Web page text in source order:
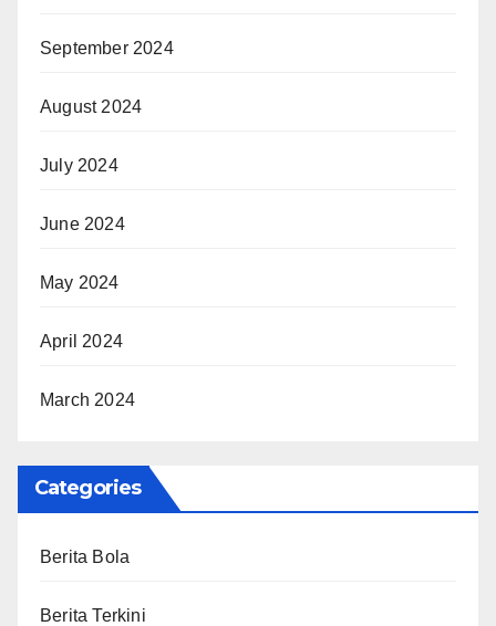
September 2024
August 2024
July 2024
June 2024
May 2024
April 2024
March 2024
Categories
Berita Bola
Berita Terkini